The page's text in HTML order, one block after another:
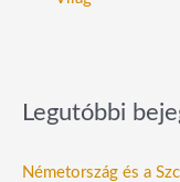
Legutóbbi
Németország és a